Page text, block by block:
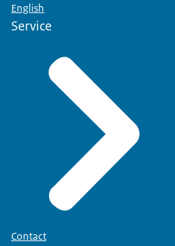
English
Service
Contact